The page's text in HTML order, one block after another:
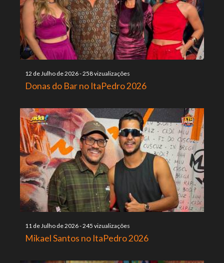
12 de Julho de 2026-258 vizualizações
Donas do Bar no ItaPedro 2026
11 de Julho de 2026-245 vizualizações
Mikael Santos no ItaPedro 2026